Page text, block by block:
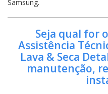
Samsung.
Seja qual for
Assistência
Lava & Seca
manutenção,